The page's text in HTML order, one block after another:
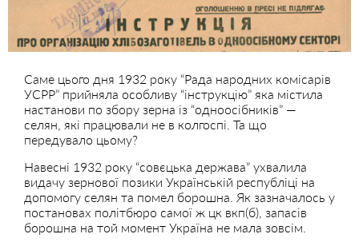
Саме цього дня 1932 року “Рада народних комісарів
УСРР” прийняла особливу “інструкцію” яка містила
настанови по збору зерна із “одноосібників” —
селян, які працювали не в колгоспі. Та що
передувало цьому?
Навесні 1932 року “совєцька держава” ухвалила
видачу зернової позики Українській республіці на
допомогу селян та помел борошна. Як зазначалось у
постановах політбюро самої ж цк вкп(б), запасів
борошна на той момент Україна не мала зовсім.